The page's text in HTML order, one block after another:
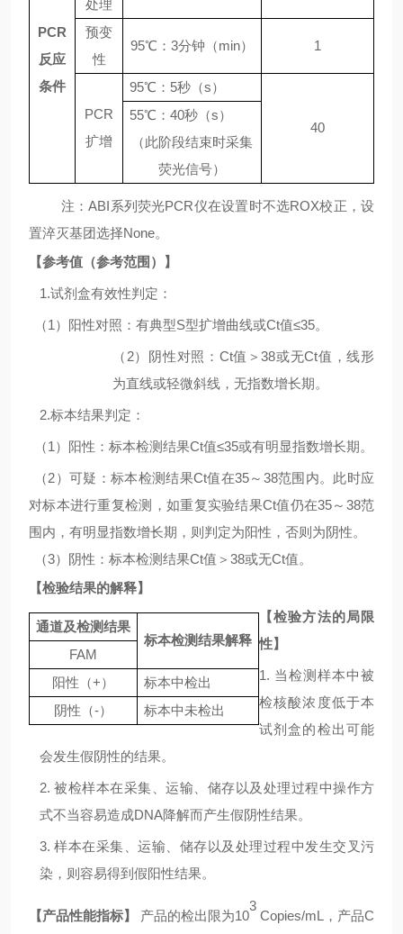
PCR
反应
条件
处理
预变
性
95℃： 3分钟（min） 1
PCR
扩增
95℃ ： 5秒（s）
40
55℃ ： 40秒（s）
（此阶段结束时采集
荧光信号）
注：ABI系列荧光PCR仪在设置时不选ROX校正，设
置淬灭基团选择None。
【参考值（参考范围）】
1.试剂盒有效性判定：
（1 ）阳性对照：有典型S型扩增曲线或Ct值≤35。
（ 2）阴性对照： Ct值＞38或无Ct值，线形
为直线或轻微斜线，无指数增长期。
2.标本结果判定：
（1 ）阳性：标本检测结果Ct值≤35或有明显指数增长期。
（2）可疑：标本检测结果Ct值在35～ 38范围内。此时应
对标本进行重复检测，如重复实验结果Ct值仍在35～ 38范
围内，有明显指数增长期，则判定为阳性，否则为阴性。
（3）阴性：标本检测结果Ct值＞ 38或无Ct值。
【检验结果的解释】
通道及检测结果
标本检测结果解释
FAM
阳性（+）
标本中检出
阴性（-） 标本中未检出
【检验方法的局限
性】
1. 当检测样本中被
检核酸浓度低于本
试剂盒的检出可能
会发生假阴性的结果。
2. 被检样本在采集、运输、储存以及处理过程中操作方
式不当容易造成DNA降解而产生假阴性结果。
3. 样本在采集、运输、储存以及处理过程中发生交叉污
染，则容易得到假阳性结果。
【产品性能指标】 产品的检出限为10
3
Copies/mL ，产品C